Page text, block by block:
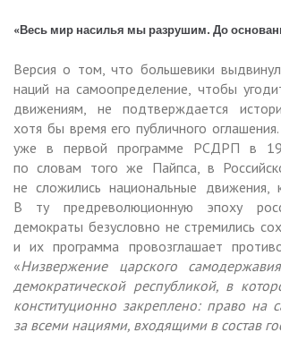
«Весь мир насилья мы разрушим. До
Версия о том, что большевики
наций на самоопределение, чтобы
движениям, не подтверждается
хотя бы время его публичного
уже в первой программе РСДРП в
по словам того же Пайпса, в
не сложились национальные движения,
В ту предреволюционную эпоху
демократы безусловно не стремились
и их программа провозглашает
«Низвержение царского
демократической республикой, в
конституционно закреплено: право на
за всеми нациями, входящими в состав